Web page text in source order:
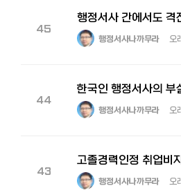
45
행정서사나까무라 오
44
행정서사나까무라 오
43
고졸경력인정 취업비
행정서사나까무라 오